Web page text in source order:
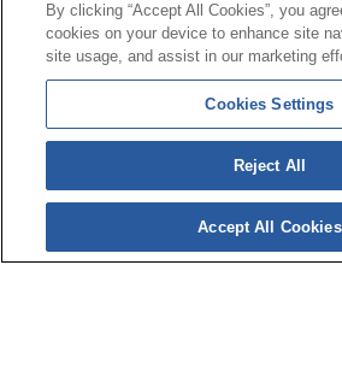
Línea Universal 900 203 203|Zona
Prestaciones Especiales|Zona
Sanitario
© Mutua Universal 2026 | Mapa del
Política de Protección de Datos
cookies
Síguenos en:
By clicking “Accept All Cookies”, you
cookies on your device to enhance site
site usage, and assist in our marketing
Cookies Settings
Reject All
Accept All Cookies